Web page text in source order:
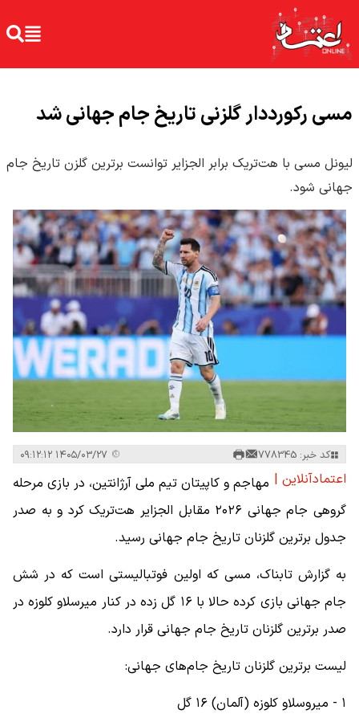
مسی رکورددار گلزنی تاریخ جام جهانی شد
لیونل مسی با هت‌تریک برابر الجزایر توانست برترین گلزن تاریخ جام
جهانی شود.
کد خبر: 778345
اعتمادآنلاین | مهاجم و کاپیتان تیم ملی آرژانتین، در بازی مرحله
گروهی جام جهانی ۲۰۲۶ مقابل الجزایر هت‌تریک کرد و به صدر
جدول برترین گلزنان تاریخ جام جهانی رسید.
به گزارش تابناک، مسی که اولین فوتبالیستی است که در شش
جام جهانی بازی کرده حالا با ۱۶ گل زده در کنار میرسلاو کلوزه در
صدر برترین گلزنان تاریخ جام جهانی قرار دارد.
لیست برترین گلزنان تاریخ جام‌های جهانی:
۱ - میروسلاو کلوزه (آلمان) ۱۶ گل